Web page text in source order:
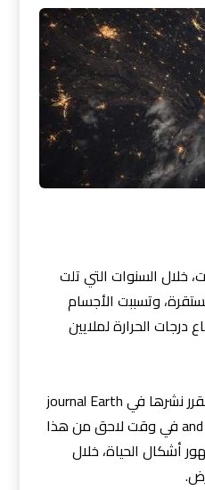
خلال السنوات التي تلت
وتسببت الأجسام
درجات الحرارة لملايين
وتشير دراسة جديدة، من المقرر نشرها في journal Earth
and Planetary Science Letters في وقت لاحق من هذا
أشكال الحياة، خلال